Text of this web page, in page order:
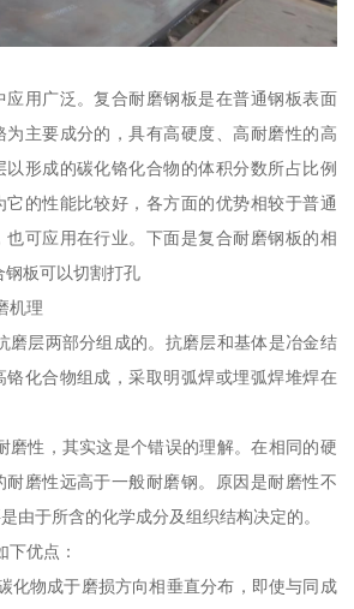
应用广泛。复合耐磨钢板是在普通钢板表面
主要成分的，具有高硬度、高耐磨性的高
形成的碳化铬化合物的体积分数所占比例
的性能比较好，各方面的优势相较于普通
也可应用在行业。下面是复合耐磨钢板的相
钢板可以切割打孔
机理
磨层两部分组成的。抗磨层和基体是冶金结
铬化合物组成，采取明弧焊或埋弧焊堆焊在
磨性，其实这是个错误的理解。在相同的硬
耐磨性远高于一般耐磨钢。原因是耐磨性不
由于所含的化学成分及组织结构决定的。
下优点：
化物成于磨损方向相垂直分布，即使与同成